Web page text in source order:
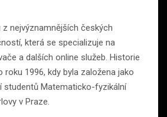
nejvýznamnějších českých
která se specializuje na
a dalších online služeb. Historie
1996, kdy byla založena jako
studentů Matematicko-fyzikální
v Praze.